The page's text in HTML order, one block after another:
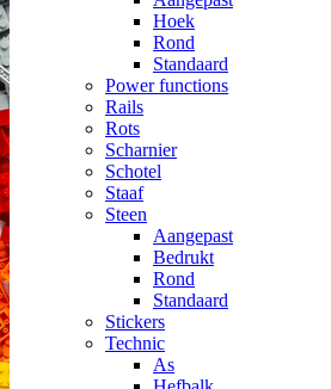
Hoek
Rond
Standaard
Power functions
Rails
Rots
Scharnier
Schotel
Staaf
Steen
Aangepast
Bedrukt
Rond
Standaard
Stickers
Technic
As